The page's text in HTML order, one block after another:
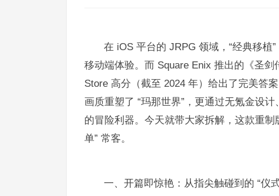
在 iOS 平台的 JRPG 领域，“经典移
移动端体验。而 Square Enix 推出的《圣
Store 高分（截至 2024 年）给出了完美答
画质重塑了 “玛那世界”，更通过无氪金设
的冒险利器。今天就带大家拆解，这款重
单” 常客。​
一、开篇即惊艳：从指尖触碰到的 “仪